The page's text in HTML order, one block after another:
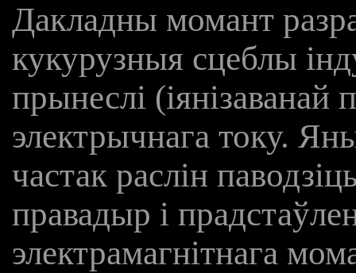
Дакладны момант
кукурузныя сцеблы
прынеслі (іянізаванай
электрычнага току.
частак раслін
правадыр і
электрамагнітнага